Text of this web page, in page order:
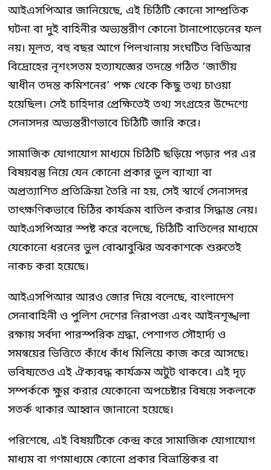
আইএসপিআর জানিয়েছে, এই চিঠিটি কোনো সাম্প্রতিক
ঘটনা বা দুই বাহিনীর অভ্যন্তরীণ কোনো টানাপোড়েনের ফল
নয়। মূলত, বহু বছর আগে পিলখানায় সংঘটিত বিডিআর
বিদ্রোহের নৃশংসতম হত্যাযজ্ঞের তদন্তে গঠিত ‘জাতীয়
স্বাধীন তদন্ত কমিশনের’ পক্ষ থেকে কিছু তথ্য চাওয়া
হয়েছিল। সেই চাহিদার প্রেক্ষিতেই তথ্য সংগ্রহের উদ্দেশ্যে
সেনাসদর অভ্যন্তরীণভাবে চিঠিটি জারি করে।
সামাজিক যোগাযোগ মাধ্যমে চিঠিটি ছড়িয়ে পড়ার পর এর
বিষয়বস্তু নিয়ে যেন কোনো প্রকার ভুল ব্যাখ্যা বা
অপ্রত্যাশিত প্রতিক্রিয়া তৈরি না হয়, সেই স্বার্থে সেনাসদর
তাৎক্ষণিকভাবে চিঠির কার্যক্রম বাতিল করার সিদ্ধান্ত নেয়।
আইএসপিআর স্পষ্ট করে বলেছে, চিঠিটি বাতিলের মাধ্যমে
যেকোনো ধরনের ভুল বোঝাবুঝির অবকাশকে শুরুতেই
নাকচ করা হয়েছে।
আইএসপিআর আরও জোর দিয়ে বলেছে, বাংলাদেশ
সেনাবাহিনী ও পুলিশ দেশের নিরাপত্তা এবং আইনশৃঙ্খলা
রক্ষায় সর্বদা পারস্পরিক শ্রদ্ধা, পেশাগত সৌহার্দ্য ও
সমন্বয়ের ভিত্তিতে কাঁধে কাঁধ মিলিয়ে কাজ করে আসছে।
ভবিষ্যতেও এই ঐক্যবদ্ধ কার্যক্রম অটুট থাকবে। এই দৃঢ়
সম্পর্ককে ক্ষুণ্ণ করার যেকোনো অপচেষ্টার বিষয়ে সকলকে
সতর্ক থাকার আহ্বান জানানো হয়েছে।
পরিশেষে, এই বিষয়টিকে কেন্দ্র করে সামাজিক যোগাযোগ
মাধ্যম বা গণমাধ্যমে কোনো প্রকার বিভ্রান্তিকর বা